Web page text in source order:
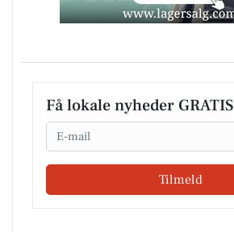
Få lokale nyheder GRATIS
Email
Tilmeld